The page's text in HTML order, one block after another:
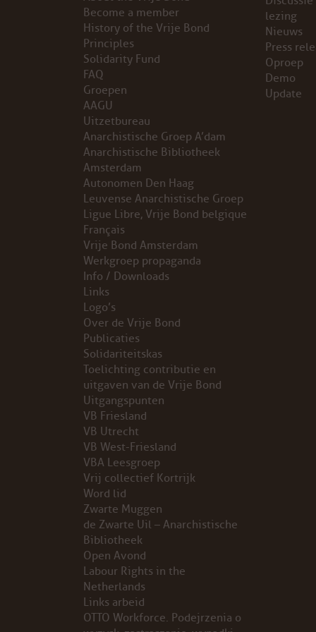
VB FRIESLAND
VB WEST-FRIESLAND
ZWARTE MUGGEN
WERKGROEP ARBEID
WERKGROEP PROPAGANDA
CAMPAGNES
ANARCHISME – EEN INTRODUCTIE
OTTO SLAVEFORCE
JUMBO DISTRIBUTIECENTRA EN OTTO WORKFORCE
PROBLEMY Z AGENCJA… PRACY TYMCZASOWEJ
KUNST-ANARCHISTISCHE DAG BAJEENKOMST
VERKIEZINGEN
BASTION BASTARDS
DE CRISIS VOORBIJ
CODE ZWART
FREE JOCK PALFREEMAN
BUITEN DE ORDE
Become a member
History of the Vrije Bond
Principles
Solidarity Fund
FAQ
Groepen
AAGU
Uitzetbureau
Anarchistische Groep A’dam
Anarchistische Bibliotheek
Amsterdam
Autonomen Den Haag
Leuvense Anarchistische Groep
Ligue Libre, Vrije Bond belgique
Français
Vrije Bond Amsterdam
Werkgroep propaganda
Info / Downloads
Links
Logo’s
Over de Vrije Bond
Publicaties
Solidariteitskas
Toelichting contributie en
uitgaven van de Vrije Bond
Uitgangspunten
VB Friesland
VB Utrecht
VB West-Friesland
VBA Leesgroep
Vrij collectief Kortrijk
Word lid
Zwarte Muggen
de Zwarte Uil – Anarchistische
Bibliotheek
Open Avond
Labour Rights in the
Netherlands
Links arbeid
OTTO Workforce. Podejrzenia o
lezing
Nieuws
Press
Oproep
Demo
Update